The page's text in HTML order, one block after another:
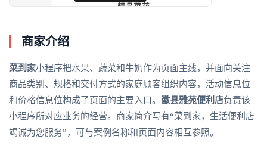
商家介绍
菜到家小程序把水果、蔬菜和牛奶作为页面主线，并面向关注
商品类别、规格和交付方式的家庭顾客组织内容，活动信息位
和价格信息位构成了页面的主要入口。 徽县雅苑便利店负责该
小程序所对应业务的经营。商家简介写有“菜到家，生活便利店
竭诚为您服务”，可与案例名称和页面内容相互参照。